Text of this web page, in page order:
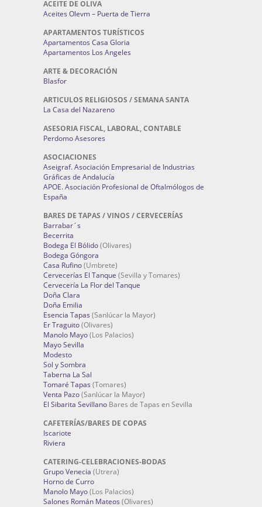
ACEITE DE OLIVA
Aceites Olevm – Puerta de Tierra
APARTAMENTOS TURÍSTICOS
Apartamentos Casa Gloria
Apartamentos Los Angeles
ARTE & DECORACIÓN
Blasfor
ARTICULOS RELIGIOSOS / SEMANA SANTA
La Casa del Nazareno
ASESORIA FISCAL, LABORAL, CONTABLE
Perdomo Asesores
ASOCIACIONES
Aseigraf. Asociación Empresarial de Industrias
Gráficas de Andalucía
APOE. Asociación Profesional de Oftalmólogos de
España
BARES DE TAPAS / VINOS / CERVECERÍAS
Barrabar´s
Becerrita
Bodega El Bólido(Olivares)
Bodega Góngora
Casa Rufino(Umbrete)
Cervecerías El Tanque (Sevilla y Tomares)
Cervecería La Flor del Tanque
Doña Clara
Doña Emilia
Esencia Tapas (Sanlúcar la Mayor)
Er Traguito(Olivares)
Manolo Mayo(Los Palacios)
Mayo Sevilla
Modesto
Sol y Sombra
Taberna La Sal
Tomaré Tapas (Tomares)
Venta Pazo(Sanlúcar la Mayor)
El Sibarita Sevillano Bares de Tapas en Sevilla
CAFETERÍAS/BARES DE COPAS
Iscariote
Riviera
CATERING-CELEBRACIONES-BODAS
Grupo Venecia (Utrera)
Horno de Curro
Manolo Mayo(Los Palacios)
Salones Román Mateos (Olivares)